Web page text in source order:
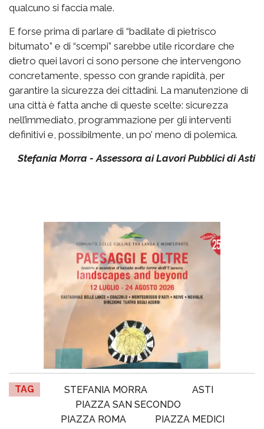
qualcuno si faccia male.
E forse prima di parlare di “badilate di pietrisco
bitumato” e di “scempi” sarebbe utile ricordare che
dietro quei lavori ci sono persone che intervengono
concretamente, spesso con grande rapidità, per
garantire la sicurezza dei cittadini. La manutenzione di
una città è fatta anche di queste scelte: sicurezza
nell’immediato, programmazione per gli interventi
definitivi e, possibilmente, un po’ meno di polemica.
Stefania Morra - Assessora ai Lavori Pubblici di Asti
TAG STEFANIA MORRA
ASTI
PIAZZA SAN SECONDO
PIAZZA ROMA
PIAZZA MEDICI